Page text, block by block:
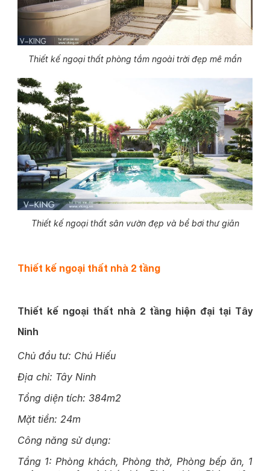
Thiết kế ngoại thất phòng tắm ngoài trời đẹp mê mẩn
Thiết kế ngoại thất sân vườn đẹp và bể bơi thư giãn
Thiết kế ngoại thất nhà 2 tầng
Thiết kế ngoại thất nhà 2 tầng hiện đại tại Tây
Ninh
Chủ đầu tư: Chú Hiếu
Địa chỉ: Tây Ninh
Tổng diện tích: 384m2
Mặt tiền: 24m
Công năng sử dụng:
Tầng 1: Phòng khách, Phòng thờ, Phòng bếp ăn, 1